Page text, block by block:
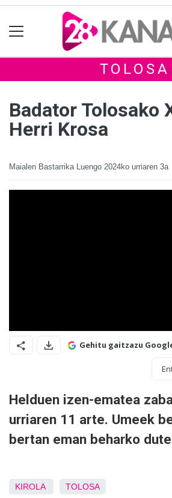
TOLOSA
Badator Tolosako
Herri Krosa
Maialen Bastarrika Luengo 2024ko urriaren 3a
Gehitu gaitzazu
Helduen izen-ematea
urriaren 11 arte. Umeek
bertan eman beharko
KIROLA TOLOSA